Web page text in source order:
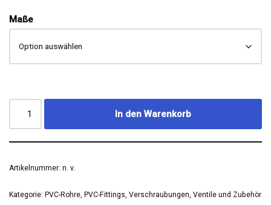
Maße
In den Warenkorb
Artikelnummer: n. v.
Kategorie: PVC-Rohre, PVC-Fittings, Verschraubungen, Ventile und Zubehör